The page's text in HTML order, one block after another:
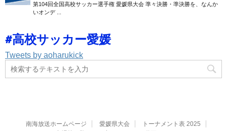
第104回全国高校サッカー選手権 愛媛県大会 準々決勝・準決勝を、なんか
いオンデ ...
#高校サッカー愛媛
Tweets by aoharukick
南海放送ホームページ 愛媛県大会
トーナメント表 2025